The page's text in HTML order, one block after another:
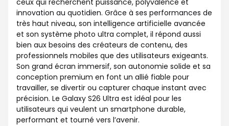
ceux qui recherchent puissance, polyvalence et
innovation au quotidien. Grâce à ses performances de
très haut niveau, son intelligence artificielle avancée
et son système photo ultra complet, il répond aussi
bien aux besoins des créateurs de contenu, des
professionnels mobiles que des utilisateurs exigeants.
Son grand écran immersif, son autonomie solide et sa
conception premium en font un allié fiable pour
travailler, se divertir ou capturer chaque instant avec
précision. Le Galaxy S26 Ultra est idéal pour les
utilisateurs qui veulent un smartphone durable,
performant et tourné vers l’avenir.